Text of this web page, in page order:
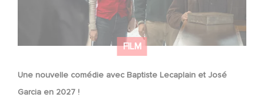
FILM
Une nouvelle comédie avec Baptiste Lecaplain et José
Garcia en 2027 !